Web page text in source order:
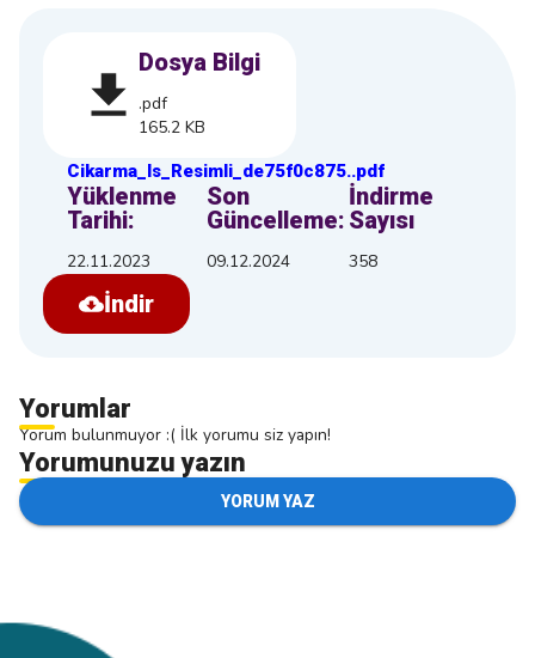
Dosya Bilgi
.pdf
165.2 KB
Cikarma_Is_Resimli_de75f0c875..pdf
Yüklenme
Tarihi:
22.11.2023
Son
Güncelleme:
09.12.2024
İndirme
Sayısı
358
İndir
Yorumlar
Yorum bulunmuyor :( İlk yorumu siz yapın!
Yorumunuzu yazın
YORUM YAZ